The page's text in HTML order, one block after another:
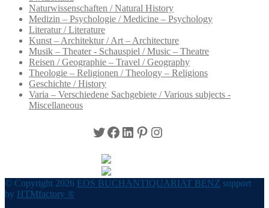
Naturwissenschaften / Natural History
Medizin – Psychologie / Medicine – Psychology
Literatur / Literature
Kunst – Architektur / Art – Architecture
Musik – Theater - Schauspiel / Music – Theatre
Reisen / Geographie – Travel / Geography
Theologie – Religionen / Theology – Religions
Geschichte / History
Varia – Verschiedene Sachgebiete / Various subjects -
Miscellaneous
Twitter
Facebook
LinkedIn
Pinterest
Instagram
© Copyright 2026 EOS BUCHANTIQUARIAT BENZ support
by HTMfactory ®